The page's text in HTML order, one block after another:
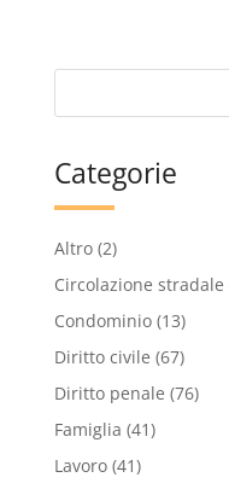
Categorie
Altro(2)
Circolazione stradale
Condominio(13)
Diritto civile (67)
Diritto penale (76)
Famiglia (41)
Lavoro(41)